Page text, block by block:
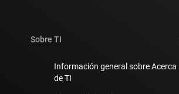
Sobre TI
Información general sobre Acerca
de TI